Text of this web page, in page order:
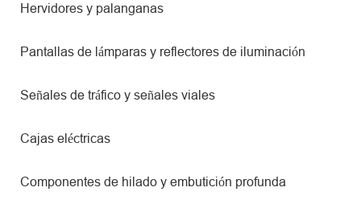
Hervidores y palanganas
Pantallas de lámparas y reflectores de iluminación
Señales de tráfico y señales viales
Cajas eléctricas
Componentes de hilado y embutición profunda